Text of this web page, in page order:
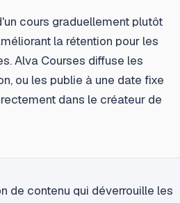
cours graduellement plutôt
la rétention pour les
Alva Courses diffuse les
ou les publie à une date fixe
dans le créateur de
de contenu qui déverrouille les